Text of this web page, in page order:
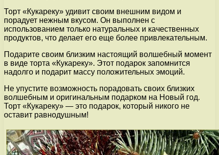
Торт «Кукареку» удивит своим внешним видом и
порадует нежным вкусом. Он выполнен с
использованием только натуральных и качественных
продуктов, что делает его еще более привлекательным.
Подарите своим близким настоящий волшебный момент
в виде торта «Кукареку». Этот подарок запомнится
надолго и подарит массу положительных эмоций.
Не упустите возможность порадовать своих близких
волшебным и оригинальным подарком на Новый год.
Торт «Кукареку» — это подарок, который никого не
оставит равнодушным!